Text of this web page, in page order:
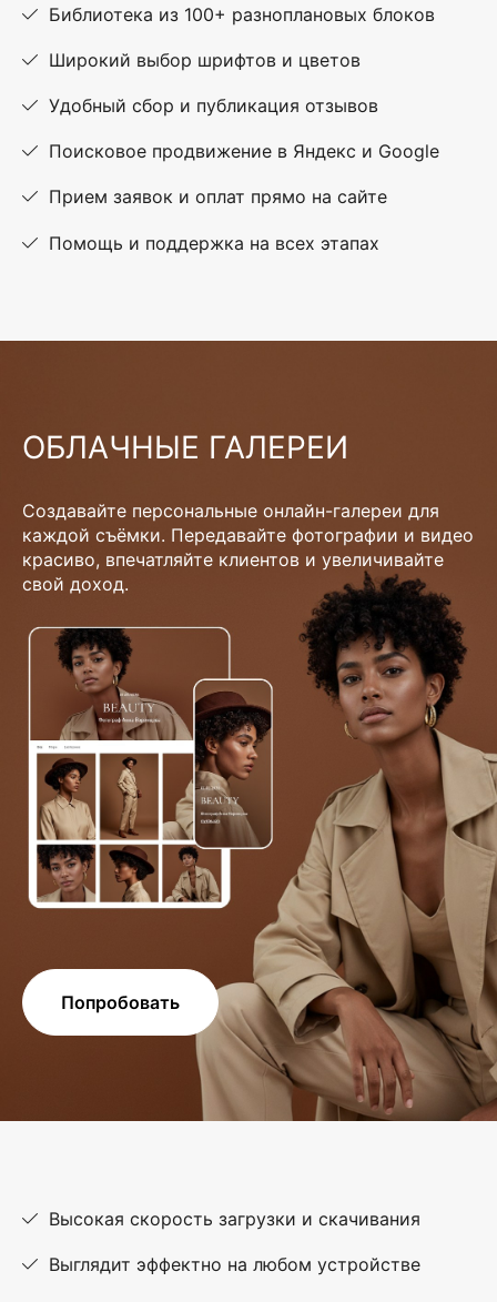
Библиотека из 100+ разноплановых блоков
Широкий выбор шрифтов и цветов
Удобный сбор и публикация отзывов
Поисковое продвижение в Яндекс и Google
Прием заявок и оплат прямо на сайте
Помощь и поддержка на всех этапах
ОБЛАЧНЫЕ ГАЛЕРЕИ
Создавайте персональные онлайн-галереи для
каждой съёмки. Передавайте фотографии и видео
красиво, впечатляйте клиентов и увеличивайте
свой доход.
Попробовать
Высокая скорость загрузки и скачивания
Выглядит эффектно на любом устройстве